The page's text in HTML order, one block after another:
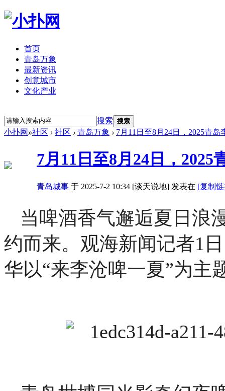
首页
青岛万象
最新资讯
创意城市
文化产业
搜索 搜索
小扑网 »社区 › 社区 › 青岛万象 › 7月11日至8月24日，2025青
7月11日至8月24日，
青岛城事 于 2025-7-2 10:34 [谈天说地] 发表在 [复制
当啤酒香气邂逅夏日浪
约而来。观海新闻记者1
华以“来李沧啤一夏”为主